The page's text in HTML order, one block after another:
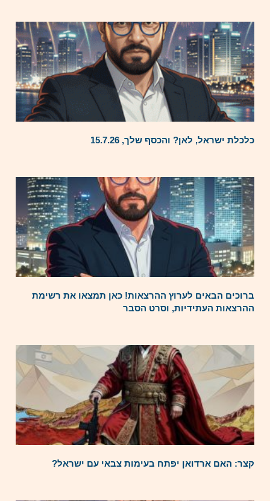
כלכלת ישראל, לאן? והכסף שלך, 15.7.26
ברוכים הבאים לערוץ ההרצאות! כאן תמצאו את רשימת
ההרצאות העתידיות, וסרט הסבר
קצר: האם ארדואן יפתח בעימות צבאי עם ישראל?